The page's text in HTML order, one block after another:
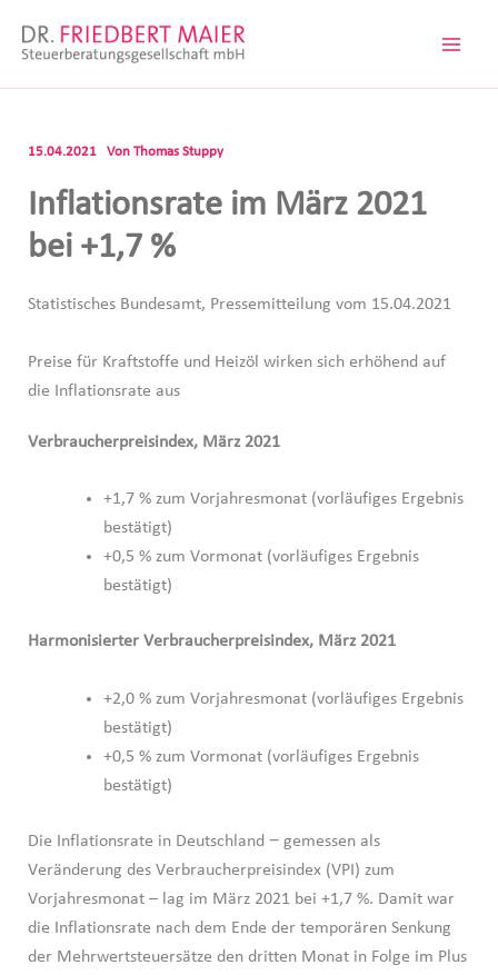
Inhalt
15.04.2021 Von Thomas Stuppy
Inflationsrate im März 2021
bei +1,7 %
Statistisches Bundesamt, Pressemitteilung vom 15.04.2021
Preise für Kraftstoffe und Heizöl wirken sich erhöhend auf
die Inflationsrate aus
Verbraucherpreisindex, März 2021
+1,7 % zum Vorjahresmonat (vorläufiges Ergebnis
bestätigt)
+0,5 % zum Vormonat (vorläufiges Ergebnis
bestätigt)
Harmonisierter Verbraucherpreisindex, März 2021
+2,0 % zum Vorjahresmonat (vorläufiges Ergebnis
bestätigt)
+0,5 % zum Vormonat (vorläufiges Ergebnis
bestätigt)
Die Inflationsrate in Deutschland − gemessen als
Veränderung des Verbraucherpreisindex (VPI) zum
Vorjahresmonat – lag im März 2021 bei +1,7 %. Damit war
die Inflationsrate nach dem Ende der temporären Senkung
der Mehrwertsteuersätze den dritten Monat in Folge im Plus